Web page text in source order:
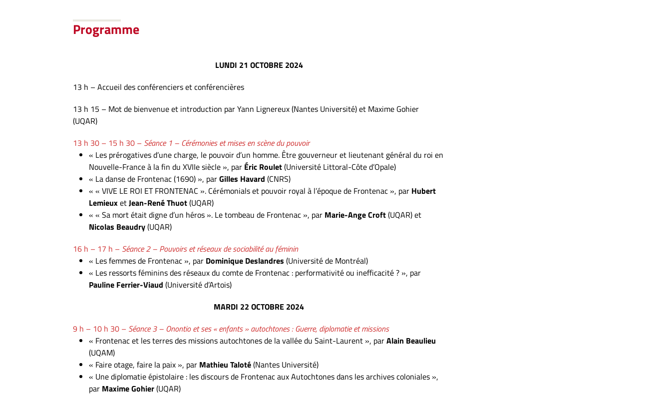
Programme
LUNDI 21 OCTOBRE 2024
13 h – Accueil des conférenciers et conférencières
13 h 15 – Mot de bienvenue et introduction par Yann Lignereux (Nantes Université) et Maxime Gohier
(UQAR)
13 h 30 – 15 h 30 – Séance 1 – Cérémonies et mises en scène du pouvoir
« Les prérogatives d’une charge, le pouvoir d’un homme. Être gouverneur et lieutenant général du roi en
Nouvelle-France à la fin du XVIIe siècle », par Éric Roulet(Université Littoral-Côte d’Opale)
« La danse de Frontenac (1690) », parGilles Havard (CNRS)
« « VIVE LE ROI ET FRONTENAC ». Cérémonials et pouvoir royal à l’époque de Frontenac », par Hubert
LemieuxetJean-René Thuot(UQAR)
« « Sa mort était digne d’un héros ». Le tombeau de Frontenac », par Marie-Ange Croft(UQAR) et
Nicolas Beaudry(UQAR)
16 h – 17 h – Séance 2 – Pouvoirs et réseaux de sociabilité au féminin
« Les femmes de Frontenac », par Dominique Deslandres (Université de Montréal)
« Les ressorts féminins des réseaux du comte de Frontenac : performativité ou inefficacité ? », par
Pauline Ferrier-Viaud (Université d’Artois)
MARDI 22 OCTOBRE 2024
9 h – 10 h 30 – Séance 3 – Onontio et ses « enfants » autochtones : Guerre, diplomatie et missions
« Frontenac et les terres des missions autochtones de la vallée du Saint-Laurent », parAlain Beaulieu
(UQAM)
« Faire otage, faire la paix », par Mathieu Taloté(Nantes Université)
« Une diplomatie épistolaire : les discours de Frontenac aux Autochtones dans les archives coloniales »,
par Maxime Gohier(UQAR)